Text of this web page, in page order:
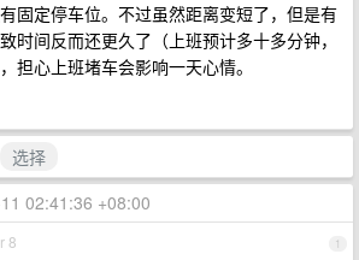
固定停车位。不过虽然距离变短了，但是有
时间反而还更久了（上班预计多十多分钟，
担心上班堵车会影响一天心情。
选择
02:41:36 +08:00
1
8